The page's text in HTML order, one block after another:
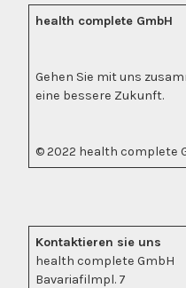
health complete GmbH
Gehen Sie mit uns
eine bessere Zukunft.
© 2022 health complete
Kontaktieren sie uns
health complete GmbH
Bavariafilmpl. 7